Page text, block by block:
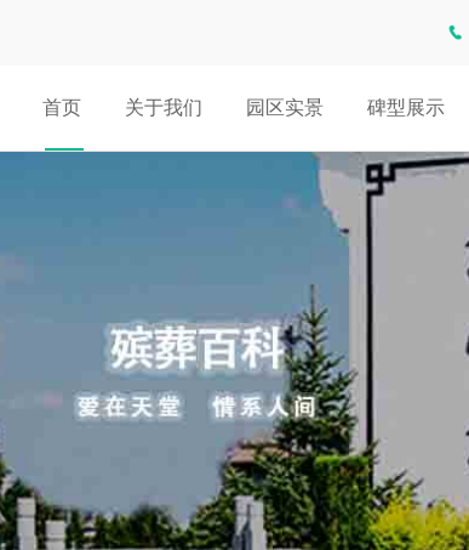
首页 关于我们 园区实景 碑型展示